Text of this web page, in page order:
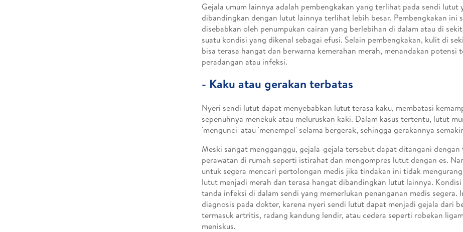
Gejala umum lainnya adalah pembengkakan yang terlihat pada sendi lutut
dibandingkan dengan lutut lainnya terlihat lebih besar. Pembengkakan ini
disebabkan oleh penumpukan cairan yang berlebihan di dalam atau di
suatu kondisi yang dikenal sebagai efusi. Selain pembengkakan, kulit di
bisa terasa hangat dan berwarna kemerahan merah, menandakan potensi
peradangan atau infeksi.
- Kaku atau gerakan terbatas
Nyeri sendi lutut dapat menyebabkan lutut terasa kaku, membatasi
sepenuhnya menekuk atau meluruskan kaki. Dalam kasus tertentu, lutut
'mengunci' atau 'menempel' selama bergerak, sehingga gerakannya
Meski sangat mengganggu, gejala-gejala tersebut dapat ditangani dengan
perawatan di rumah seperti istirahat dan mengompres lutut dengan es.
untuk segera mencari pertolongan medis jika tindakan ini tidak
lutut menjadi merah dan terasa hangat dibandingkan lutut lainnya.
tanda infeksi di dalam sendi yang memerlukan penanganan medis segera.
diagnosis pada dokter, karena nyeri sendi lutut dapat menjadi gejala dari
termasuk artritis, radang kandung lendir, atau cedera seperti robekan
meniskus.